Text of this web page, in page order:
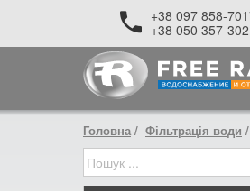
+38 097 858-
+38 050 357-
Головна Фільтрація води